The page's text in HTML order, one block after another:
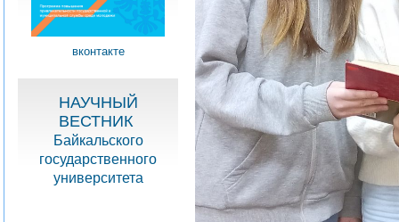
вконтакте
НАУЧНЫЙ
ВЕСТНИК
Байкальского
государственного
университета